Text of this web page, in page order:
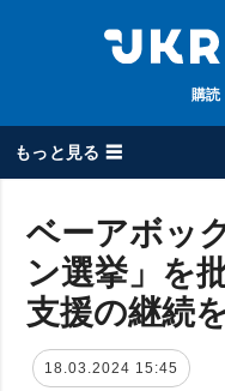
購読
もっと見る ☰
全てのトピック
戦争
政治
ベーアボッ
ン選挙」を
支援の継続
18.03.2024 15:45